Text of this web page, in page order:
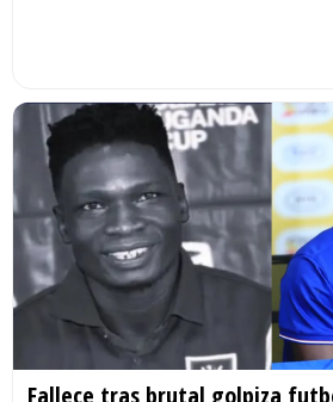
Fallece tras brutal golpiza